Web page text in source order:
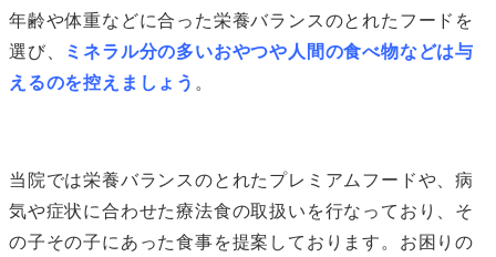
年齢や体重などに合った栄養バランスのとれたフードを
選び、
ミネラル分の多いおやつや人間の食べ物などは与
えるのを控えましょう 。
当院では栄養バランスのとれたプレミアムフードや、病
気や症状に合わせた療法食の取扱いを行なっており、そ
の子その子にあった食事を提案しております。お困りの